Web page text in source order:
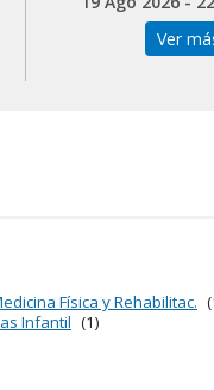
Ver
Física y Rehabilitac.
Infantil (1)